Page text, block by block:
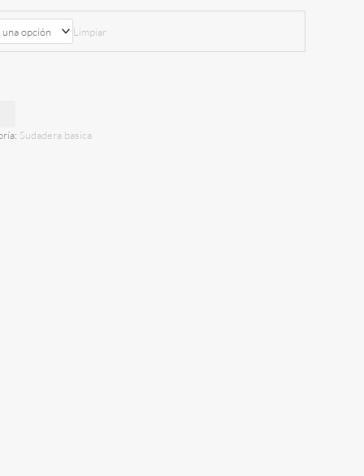
Limpiar
Sudadera basica